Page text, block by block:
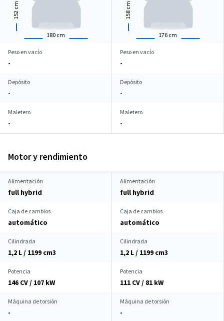
180 cm
152
cm
176 cm
158
cm
Peso en vacío
-
Peso en vacío
-
Depósito
-
Depósito
-
Maletero
-
Maletero
-
Motor y rendimiento
Alimentación
full hybrid
Alimentación
full hybrid
Caja de cambios
automático
Caja de cambios
automático
Cilindrada
1,2 L / 1199 cm3
Cilindrada
1,2 L / 1199 cm3
Potencia
146 CV / 107 kW
Potencia
111 CV / 81 kW
Máquina de torsión
-
Máquina de torsión
-